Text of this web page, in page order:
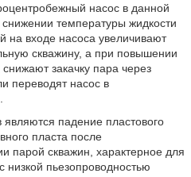
насос в данной
температуры жидкости
на входе насоса увеличивают
скважину, а при повышении
закачку пара через
переводят насос в
падение пластового
пласта после
парой скважин, характерное для
низкой пьезопроводностью